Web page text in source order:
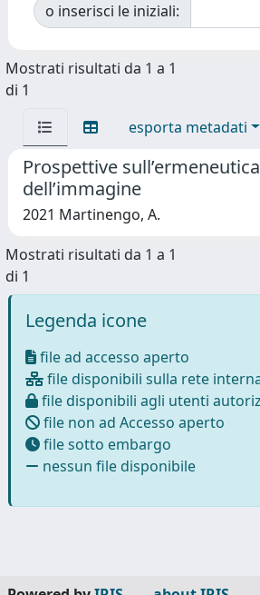
o inserisci le iniziali:
Mostrati risultati da 1 a 1
di 1
esporta metadati
Prospettive sull’ermeneutica
dell’immagine
2021 Martinengo, A.
Mostrati risultati da 1 a 1
di 1
Legenda icone
file ad accesso aperto
file disponibili sulla rete
file disponibili agli utenti
file non ad Accesso aperto
file sotto embargo
nessun file disponibile